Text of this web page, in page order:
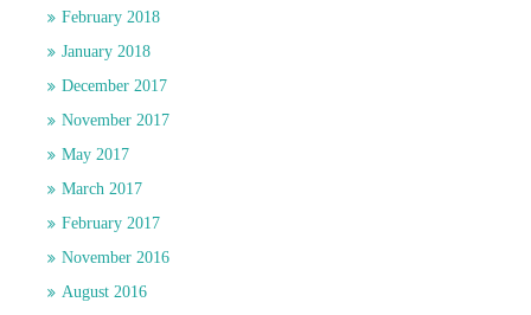
February 2018
January 2018
December 2017
November 2017
May 2017
March 2017
February 2017
November 2016
August 2016